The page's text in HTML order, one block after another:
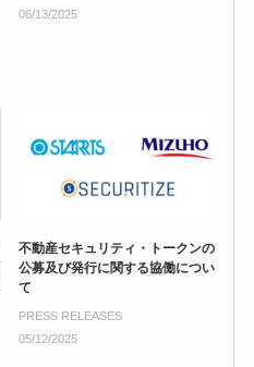
06/13/2025
05/12/2025
PRESS RELEASES
不動産セキュリティ・トークンの
公募及び発行に関する協働につい
て